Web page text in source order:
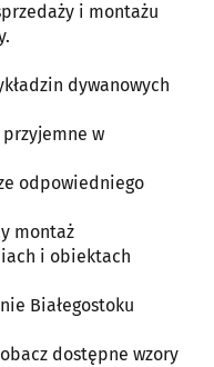
i montażu
dywanowych
przyjemne w
odpowiedniego
montaż
i obiektach
Białegostoku
dostępne wzory